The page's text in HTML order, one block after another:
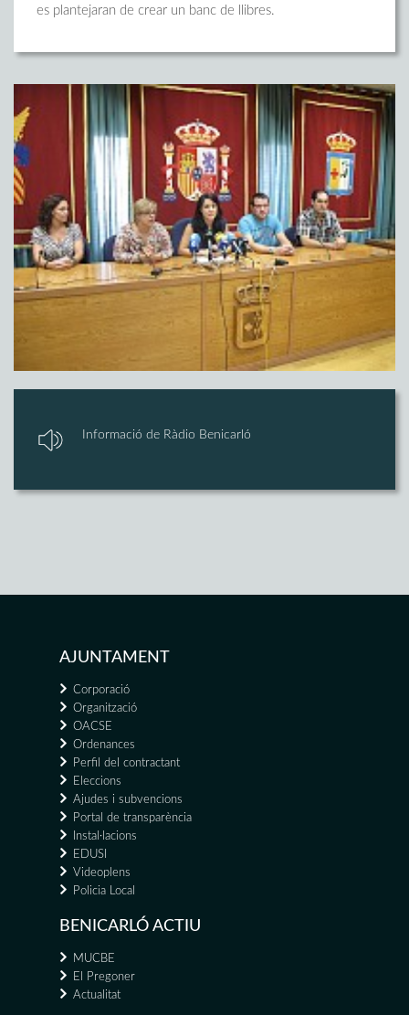
es plantejaran de crear un banc de llibres.
Informació de Ràdio Benicarló
AJUNTAMENT
Corporació
Organització
OACSE
Ordenances
Perfil del contractant
Eleccions
Ajudes i subvencions
Portal de transparència
Instal·lacions
EDUSI
Videoplens
Policia Local
BENICARLÓ ACTIU
MUCBE
El Pregoner
Actualitat